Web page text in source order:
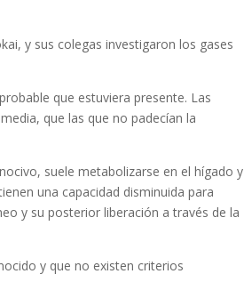
y sus colegas investigaron los gases
que estuviera presente. Las
que las que no padecían la
suele metabolizarse en el hígado y
una capacidad disminuida para
y su posterior liberación a través de la
y que no existen criterios